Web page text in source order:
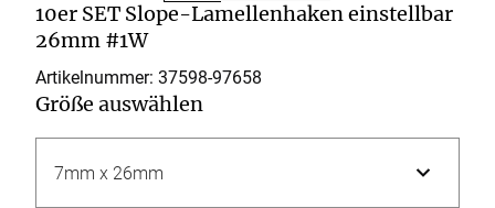
10er SET Slope-Lamellenhaken einstellbar
26mm #1W
Artikelnummer: 37598-97658
Größe auswählen